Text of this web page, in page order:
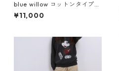
blue willow コットンタイプラ
イターキュロット パンツ レデ
ィース ブルーウィロー 01ESP1
¥11,000